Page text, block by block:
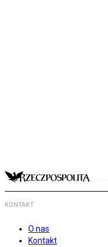
KONTAKT
O nas
Kontakt